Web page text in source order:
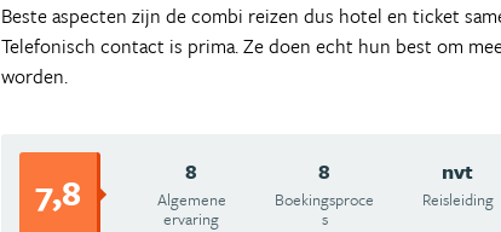
Beste aspecten zijn de combi reizen dus hotel en ticket
Telefonisch contact is prima. Ze doen echt hun best om
worden.
7,8 8
Algemene
ervaring
8
Boekingsproce
s
nvt
Reisleiding